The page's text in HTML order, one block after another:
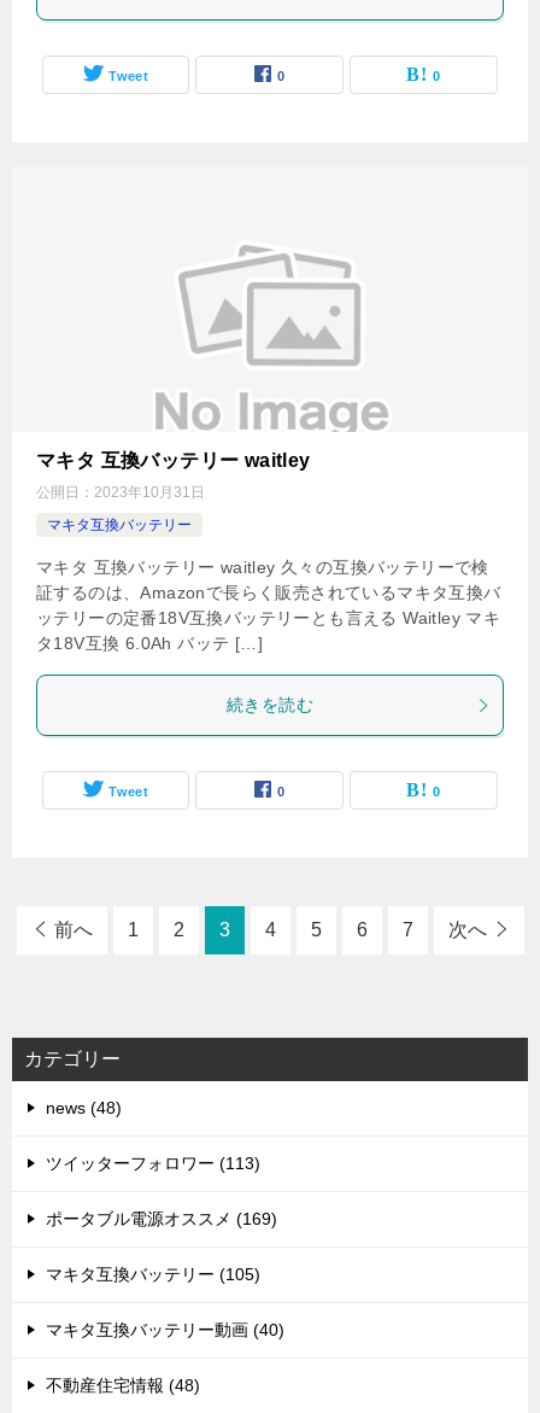
Tweet 0 0
マキタ 互換バッテリー waitley
公開日： 2023年10月31日
マキタ互換バッテリー
マキタ 互換バッテリー waitley 久々の互換バッテリーで検
証するのは、Amazonで長らく販売されているマキタ互換バ
ッテリーの定番18V互換バッテリーとも言える Waitley マキ
タ18V互換 6.0Ah バッテ […]
続きを読む
Tweet 0 0
前へ 1 2 3 4 5 6 7 次へ
カテゴリー
news (48)
ツイッターフォロワー (113)
ポータブル電源オススメ (169)
マキタ互換バッテリー (105)
マキタ互換バッテリー動画 (40)
不動産住宅情報 (48)